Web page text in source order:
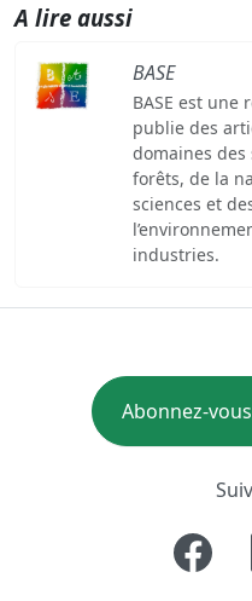
A lire aussi
BASE
BASE est
publie des
domaines des
forêts, de la
sciences et
industries.
Abonnez-